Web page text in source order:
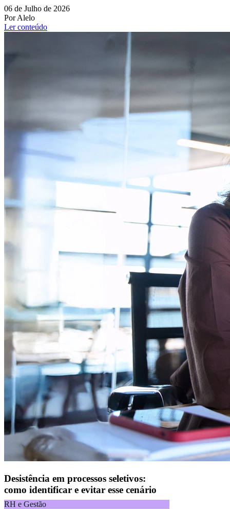
06 de Julho de 2026
Por Alelo
Ler conteúdo
Desistência em processos seletivos:
como identificar e evitar esse cenário
RH e Gestão